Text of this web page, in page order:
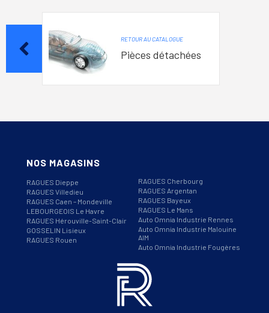
RETOUR AU CATALOGUE
Pièces détachées
NOS MAGASINS
RAGUES Dieppe
RAGUES Villedieu
RAGUES Caen – Mondeville
LEBOURGEOIS Le Havre
RAGUES Hérouville-Saint-Clair
GOSSELIN Lisieux
RAGUES Rouen
RAGUES Cherbourg
RAGUES Argentan
RAGUES Bayeux
RAGUES Le Mans
Auto Omnia Industrie Rennes
Auto Omnia Industrie Malouine
AIM
Auto Omnia Industrie Fougères